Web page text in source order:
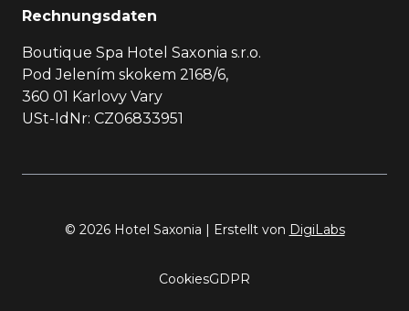
Rechnungsdaten
Boutique Spa Hotel Saxonia s.r.o.
Pod Jelením skokem 2168/6,
360 01 Karlovy Vary
USt-IdNr: CZ06833951
© 2026 Hotel Saxonia | Erstellt von DigiLabs
CookiesGDPR